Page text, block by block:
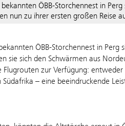
ÖBB-Storchennest in Perg
nun zu ihrer ersten großen Reise
ÖBB-Storchennest in
sie sich den Schwärmen aus
zur Verfügung:
– eine beeindruckende